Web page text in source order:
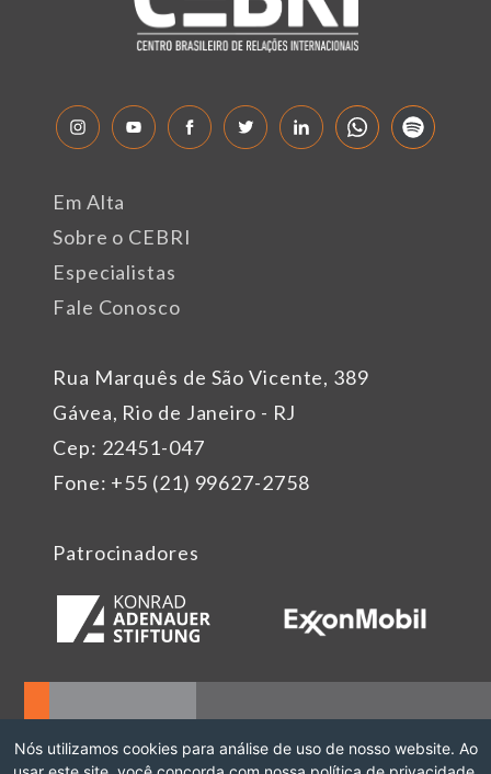
Rua Marquês de São Vicente, 389
Gávea, Rio de Janeiro - RJ
Cep: 22451-047
Fone: +55 (21) 99627-2758
Em Alta
Sobre o CEBRI
Especialistas
Fale Conosco
Patrocinadores
Nós utilizamos cookies para análise de uso de nosso website. Ao